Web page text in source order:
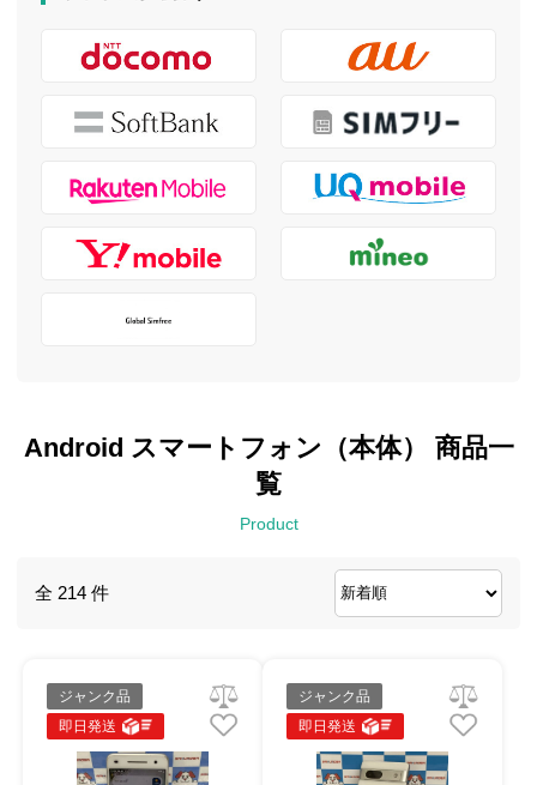
Android スマートフォン（本体） 商品一
覧
Product
全 214 件
ジャンク品
即日発送
ジャンク品
即日発送